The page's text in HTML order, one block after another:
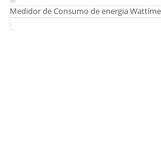
Medidor de Consumo de energia